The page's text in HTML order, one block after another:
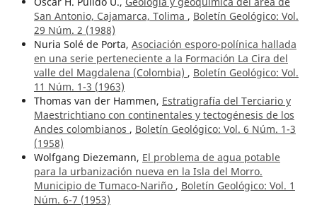
San Antonio, Cajamarca, Tolima , Boletín Geológico: Vol.
29 Núm. 2 (1988)
Nuria Solé de Porta, Asociación esporo-polínica hallada
en una serie perteneciente a la Formación La Cira del
valle del Magdalena (Colombia) , Boletín Geológico: Vol.
11 Núm. 1-3 (1963)
Thomas van der Hammen, Estratigrafía del Terciario y
Maestrichtiano con continentales y tectogénesis de los
Andes colombianos , Boletín Geológico: Vol. 6 Núm. 1-3
(1958)
Wolfgang Diezemann, El problema de agua potable
para la urbanización nueva en la Isla del Morro.
Municipio de Tumaco-Nariño , Boletín Geológico: Vol. 1
Núm. 6-7 (1953)